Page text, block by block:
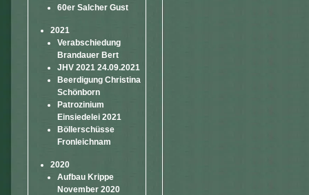
60er Salcher Gust
2021
Verabschiedung
Brandauer Bert
JHV 2021 24.09.2021
Beerdigung Christina
Schönborn
Patrozinium
Einsiedelei 2021
Böllerschüsse
Fronleichnam
2020
Aufbau Krippe
November 2020